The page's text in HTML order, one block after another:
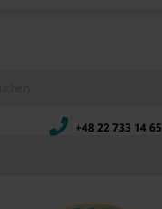
+48 22 733 14 65